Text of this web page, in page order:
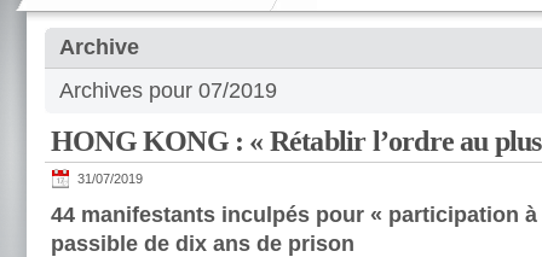
Archive
Archives pour 07/2019
HONG KONG : « Rétablir l’ordre au
31/07/2019
44 manifestants inculpés pour « participation à
passible de dix ans de prison